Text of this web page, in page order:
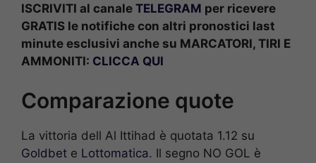
ISCRIVITI al canale TELEGRAM per ricevere
GRATIS le notifiche con altri pronostici last
minute esclusivi anche su MARCATORI, TIRI E
AMMONITI: CLICCA QUI
Comparazione quote
La vittoria dell Al Ittihad è quotata 1.12 su
Goldbet e Lottomatica. Il segno NO GOL è